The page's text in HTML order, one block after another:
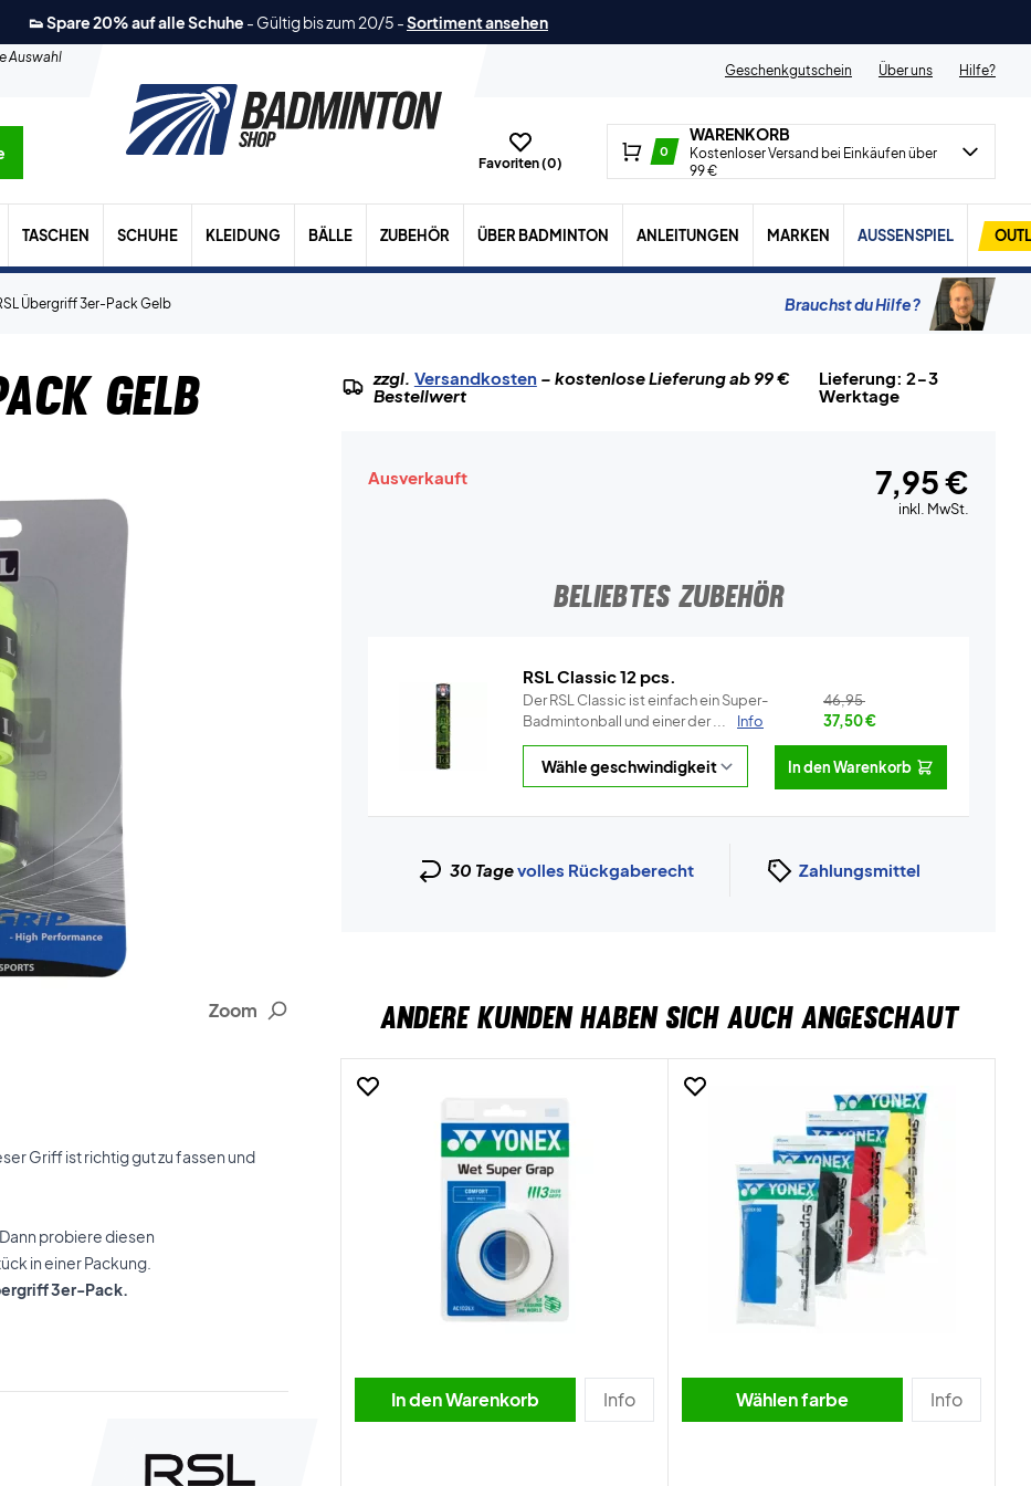
👟 Spare 20% auf alle Schuhe - Gültig bis zum 20/5 -Sortiment ansehen
Auswahl
Geschenkgutschein
Über uns Hilfe?
Favoriten (0)
0
WARENKORB
Kostenloser Versand bei Einkäufen über
99 €
TASCHEN SCHUHE KLEIDUNG BÄLLE ZUBEHÖR ÜBER BADMINTON ANLEITUNGEN MARKEN AUSSENSPIEL
Übergriff 3er-Pack Gelb Brauchst du Hilfe?
Gelb
Zoom
Griff ist richtig gut zu fassen und
probiere diesen
in einer Packung.
3er-Pack.
zzgl. Versandkosten– kostenlose Lieferung ab 99 €
Bestellwert
Lieferung: 2-3
Werktage
Ausverkauft 7,95 €
inkl. MwSt.
BELIEBTES ZUBEHÖR
RSL Classic 12 pcs.
Der RSL Classic ist einfach ein Super-
Badmintonball und einer der ...
Info
46,95
37,50€
In den Warenkorb
30 Tagevolles Rückgaberecht Zahlungsmittel
ANDERE KUNDEN HABEN SICH AUCH ANGESCHAUT
In den Warenkorb Info Wählen farbe Info